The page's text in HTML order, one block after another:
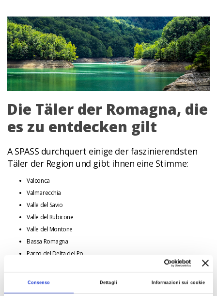
Consenso Dettagli Informazioni sui cookie
Die Täler der Romagna, die
es zu entdecken gilt
A SPASS durchquert einige der faszinierendsten
Täler der Region und gibt ihnen eine Stimme:
Valconca
Valmarecchia
Valle del Savio
Valle del Rubicone
Valle del Montone
Bassa Romagna
Parco del Delta del Po